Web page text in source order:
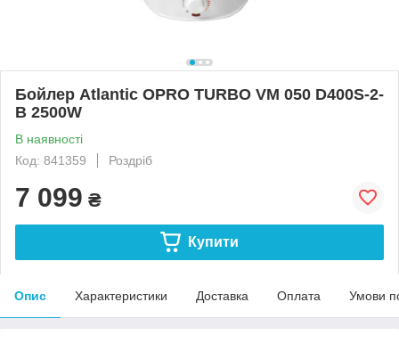
Бойлер Atlantic OPRO TURBO VM 050 D400S-2-
B 2500W
В наявності
Код: 841359
Роздріб
7 099 ₴
Купити
Опис Характеристики Доставка Оплата Умови